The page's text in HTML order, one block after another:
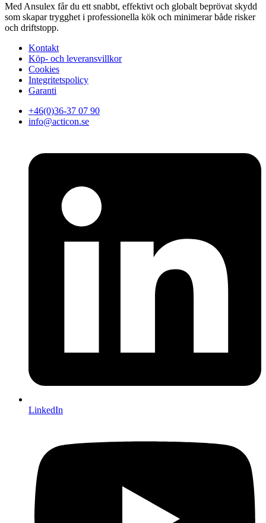
Med Ansulex får du ett snabbt, effektivt och globalt beprövat skydd
som skapar trygghet i professionella kök och minimerar både risker
och driftstopp.
Kontakt
Köp- och leveransvillkor
Cookies
Integritetspolicy
Garanti
+46(0)36-37 07 90
info@acticon.se
LinkedIn